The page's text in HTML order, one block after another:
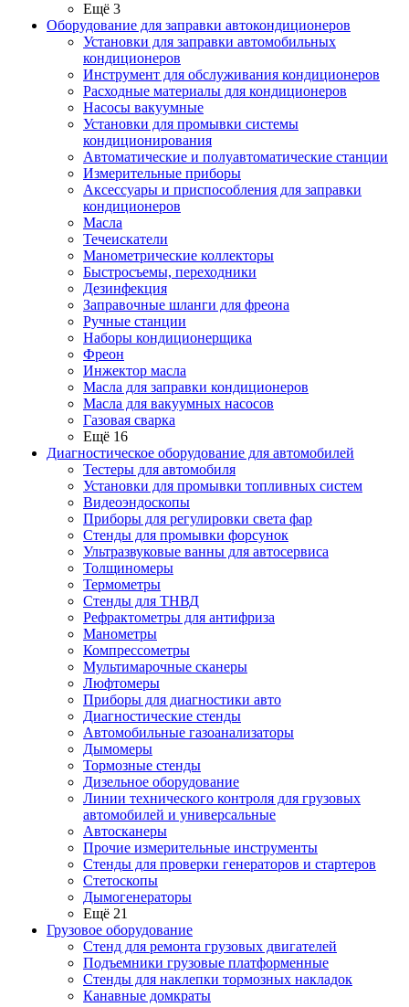
Ещё 3
Оборудование для заправки автокондиционеров
Установки для заправки автомобильных
кондиционеров
Инструмент для обслуживания кондиционеров
Расходные материалы для кондиционеров
Насосы вакуумные
Установки для промывки системы
кондиционирования
Автоматические и полуавтоматические станции
Измерительные приборы
Аксессуары и приспособления для заправки
кондиционеров
Масла
Течеискатели
Манометрические коллекторы
Быстросъемы, переходники
Дезинфекция
Заправочные шланги для фреона
Ручные станции
Наборы кондиционерщика
Фреон
Инжектор масла
Масла для заправки кондиционеров
Масла для вакуумных насосов
Газовая сварка
Ещё 16
Диагностическое оборудование для автомобилей
Тестеры для автомобиля
Установки для промывки топливных систем
Видеоэндоскопы
Приборы для регулировки света фар
Стенды для промывки форсунок
Ультразвуковые ванны для автосервиса
Толщиномеры
Термометры
Стенды для ТНВД
Рефрактометры для антифриза
Манометры
Компрессометры
Мультимарочные сканеры
Люфтомеры
Приборы для диагностики авто
Диагностические стенды
Автомобильные газоанализаторы
Дымомеры
Тормозные стенды
Дизельное оборудование
Линии технического контроля для грузовых
автомобилей и универсальные
Автосканеры
Прочие измерительные инструменты
Стенды для проверки генераторов и стартеров
Стетоскопы
Дымогенераторы
Ещё 21
Грузовое оборудование
Стенд для ремонта грузовых двигателей
Подъемники грузовые платформенные
Стенды для наклепки тормозных накладок
Канавные домкраты